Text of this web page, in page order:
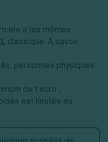
a les mêmes
classique. À savoir :
personnes physiques
de 1 euro ;
est limitée au